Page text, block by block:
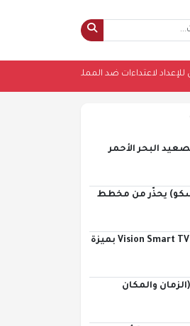
للإعداد لاعتداءات ضد المملكة
البحر الأحمر
يحذّر من مخطط
هواوي تطلق تلفزيون Vision Smart TV 6 SE RGB بميزة
والمكان